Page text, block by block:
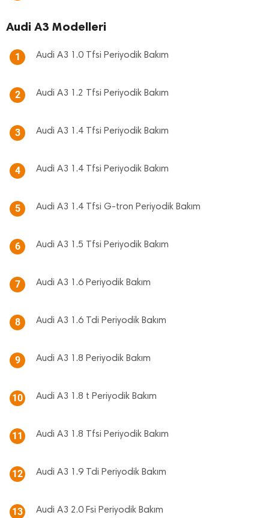
Audi A3 Modelleri
1 Audi A3 1.0 Tfsi Periyodik Bakım
2 Audi A3 1.2 Tfsi Periyodik Bakım
3 Audi A3 1.4 Tfsi Periyodik Bakım
4 Audi A3 1.4 Tfsi Periyodik Bakım
5 Audi A3 1.4 Tfsi G-tron Periyodik Bakım
6 Audi A3 1.5 Tfsi Periyodik Bakım
7 Audi A3 1.6 Periyodik Bakım
8 Audi A3 1.6 Tdi Periyodik Bakım
9 Audi A3 1.8 Periyodik Bakım
10 Audi A3 1.8 t Periyodik Bakım
11 Audi A3 1.8 Tfsi Periyodik Bakım
12 Audi A3 1.9 Tdi Periyodik Bakım
13 Audi A3 2.0 Fsi Periyodik Bakım